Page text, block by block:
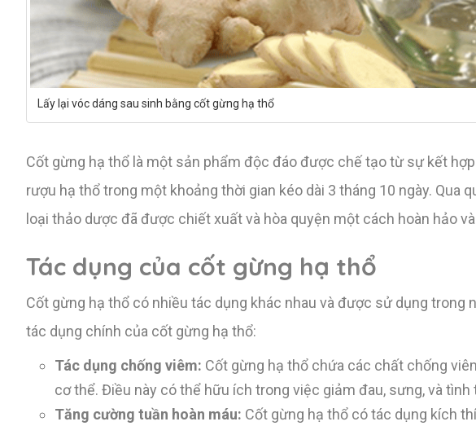
Lấy lại vóc dáng sau sinh bằng cốt gừng hạ thổ
Cốt gừng hạ thổ là một sản phẩm độc đáo được chế tạo từ sự kết
rượu hạ thổ trong một khoảng thời gian kéo dài 3 tháng 10 ngày. Qua
loại thảo dược đã được chiết xuất và hòa quyện một cách hoàn hảo
Tác dụng của cốt gừng hạ thổ
Cốt gừng hạ thổ có nhiều tác dụng khác nhau và được sử dụng
tác dụng chính của cốt gừng hạ thổ:
Tác dụng chống viêm: Cốt gừng hạ thổ chứa các chất chống
cơ thể. Điều này có thể hữu ích trong việc giảm đau, sưng, và tình
Tăng cường tuần hoàn máu: Cốt gừng hạ thổ có tác dụng kích